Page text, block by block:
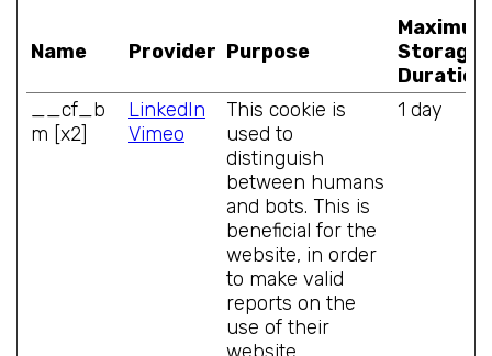
Name Provider Purpose
Maximum
Storage
Duration
__cf_b
m [x2]
LinkedIn
Vimeo
This cookie is
used to
distinguish
between humans
and bots. This is
beneficial for the
website, in order
to make valid
reports on the
use of their
1 day